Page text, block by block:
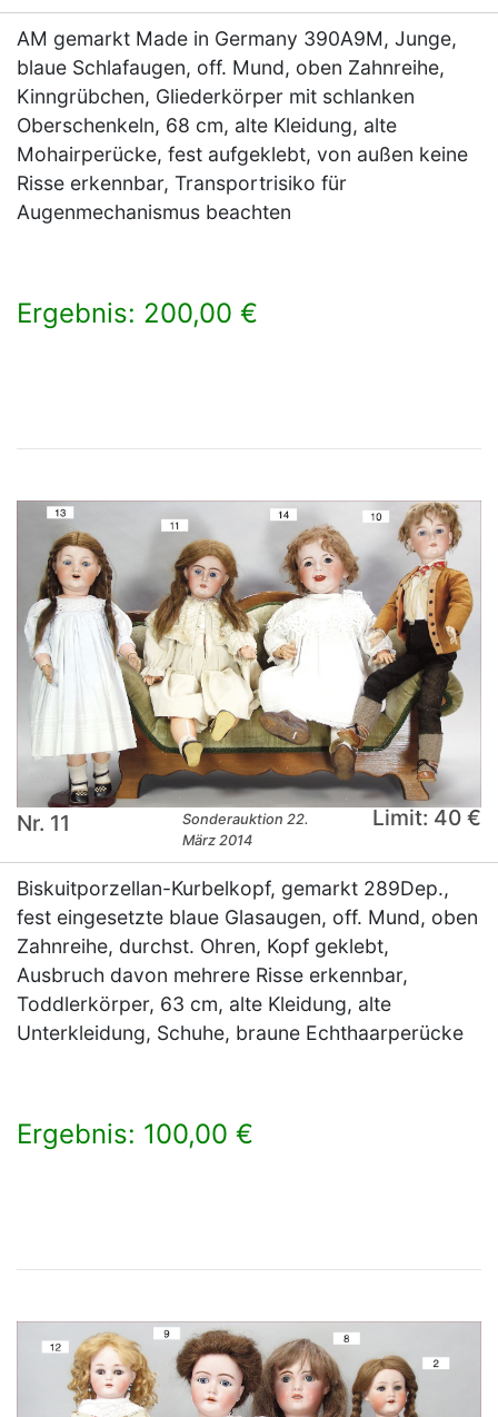
AM gemarkt Made in Germany 390A9M, Junge,
blaue Schlafaugen, off. Mund, oben Zahnreihe,
Kinngrübchen, Gliederkörper mit schlanken
Oberschenkeln, 68 cm, alte Kleidung, alte
Mohairperücke, fest aufgeklebt, von außen keine
Risse erkennbar, Transportrisiko für
Augenmechanismus beachten
Ergebnis: 200,00 €
Nr. 11
Sonderauktion 22.
März 2014
Limit: 40 €
Biskuitporzellan-Kurbelkopf, gemarkt 289Dep.,
fest eingesetzte blaue Glasaugen, off. Mund, oben
Zahnreihe, durchst. Ohren, Kopf geklebt,
Ausbruch davon mehrere Risse erkennbar,
Toddlerkörper, 63 cm, alte Kleidung, alte
Unterkleidung, Schuhe, braune Echthaarperücke
Ergebnis: 100,00 €